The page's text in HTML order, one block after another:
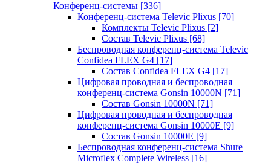
Конференц-системы [336]
Конференц-система Televic Plixus [70]
Комплекты Televic Plixus [2]
Состав Televic Plixus [68]
Беспроводная конференц-система Televic
Confidea FLEX G4 [17]
Состав Confidea FLEX G4 [17]
Цифровая проводная и беспроводная
конференц-система Gonsin 10000N [71]
Состав Gonsin 10000N [71]
Цифровая проводная и беспроводная
конференц-система Gonsin 10000E [9]
Состав Gonsin 10000E [9]
Беспроводная конференц-система Shure
Microflex Complete Wireless [16]